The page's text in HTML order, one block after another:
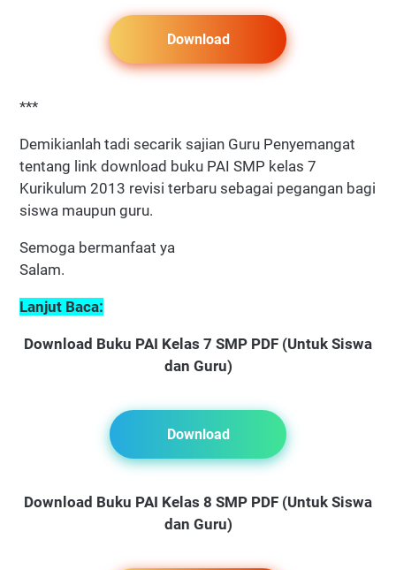
Download
***
Demikianlah tadi secarik sajian Guru Penyemangat
tentang link download buku PAI SMP kelas 7
Kurikulum 2013 revisi terbaru sebagai pegangan bagi
siswa maupun guru.
Semoga bermanfaat ya
Salam.
Lanjut Baca:
Download Buku PAI Kelas 7 SMP PDF (Untuk Siswa
dan Guru)
Download
Download Buku PAI Kelas 8 SMP PDF (Untuk Siswa
dan Guru)